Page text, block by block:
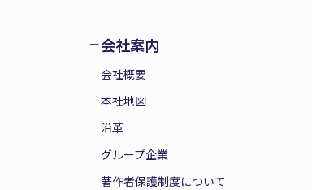
会社案内
会社概要
本社地図
沿革
グループ企業
著作者保護制度について